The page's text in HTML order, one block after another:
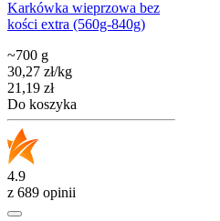
Karkówka wieprzowa bez
kości extra (560g-840g)
~700 g
30,27 zł/kg
Cena
21,19 zł
Do koszyka
4.9
z 689 opinii